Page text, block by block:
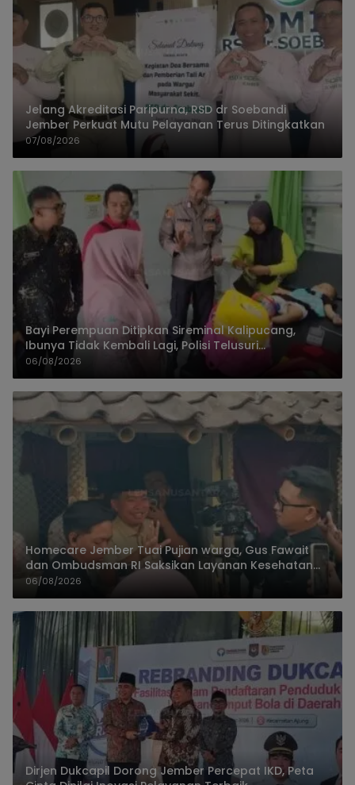
Jelang Akreditasi Paripurna, RSD dr Soebandi
Jember Perkuat Mutu Pelayanan Terus Ditingkatkan
07/08/2026
Bayi Perempuan Ditipkan Sireminal Kalipucang,
Ibunya Tidak Kembali Lagi, Polisi Telusuri
Keberadaan Orang Tua
06/08/2026
Homecare Jember Tuai Pujian warga, Gus Fawait
dan Ombudsman RI Saksikan Layanan Kesehatan
Rumah Pasien
06/08/2026
Dirjen Dukcapil Dorong Jember Percepat IKD, Peta